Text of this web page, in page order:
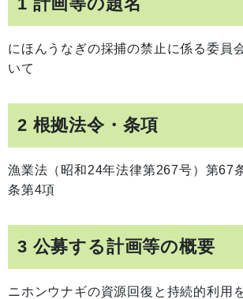
にほんうなぎの採捕の禁止に係る委員
いて
2 根拠法令・条項
漁業法（昭和24年法律第267号）第67
条第4項
3 公募する計画等の概要
ニホンウナギの資源回復と持続的利用